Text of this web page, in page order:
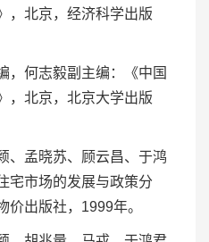
，北京，经济科学出版
， 何志毅副主编：《中国
，北京，北京大学出版
、孟晓苏、 顾云昌、 于鸿
宅市场的发展与政策分
价出版社，1999年。